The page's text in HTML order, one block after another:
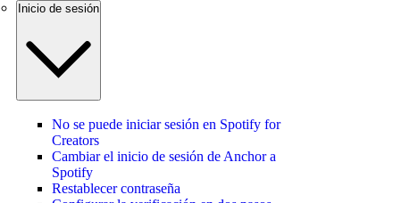
Inicio de sesión
No se puede iniciar sesión en Spotify for
Creators
Cambiar el inicio de sesión de Anchor a
Spotify
Restablecer contraseña